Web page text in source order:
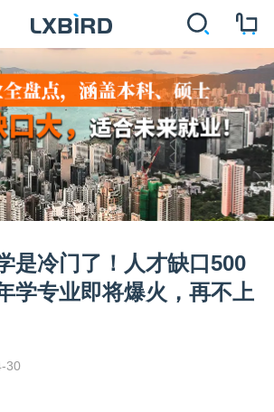
是冷门了！人才缺口500
学专业即将爆火，再不上
30